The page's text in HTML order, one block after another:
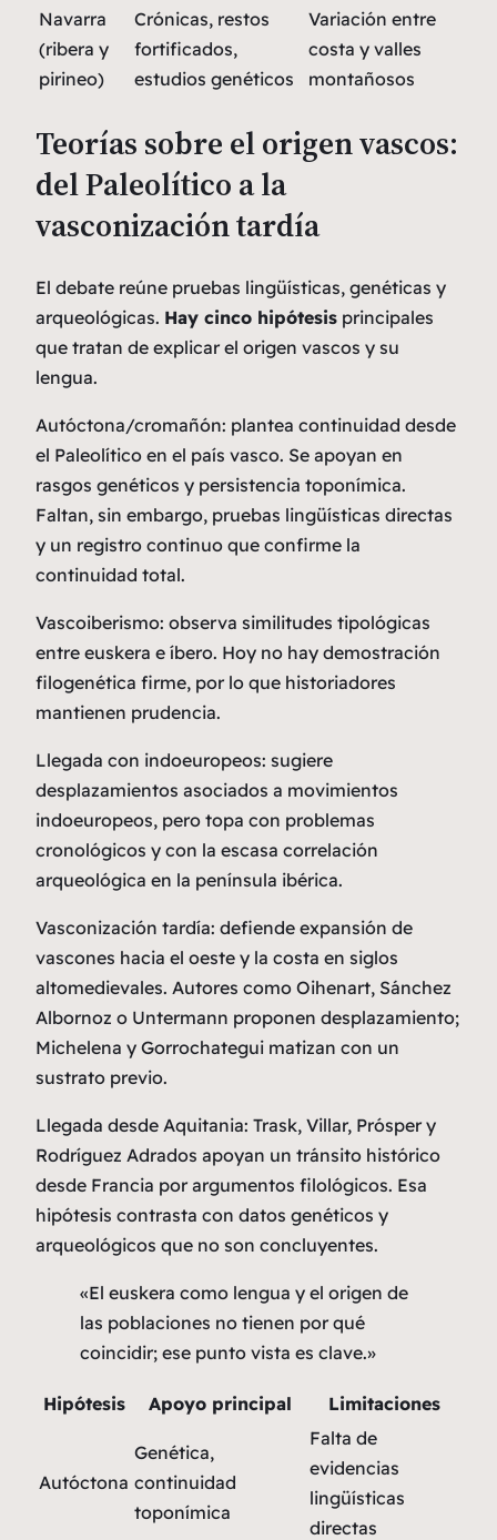
Navarra
(ribera y
pirineo)
Crónicas, restos
fortificados,
estudios genéticos
Variación entre
costa y valles
montañosos
Teorías sobre el origen vascos:
del Paleolítico a la
vasconización tardía
El debate reúne pruebas lingüísticas, genéticas y
arqueológicas. Hay cinco hipótesis principales
que tratan de explicar el origen vascos y su
lengua.
Autóctona/cromañón: plantea continuidad desde
el Paleolítico en el país vasco. Se apoyan en
rasgos genéticos y persistencia toponímica.
Faltan, sin embargo, pruebas lingüísticas directas
y un registro continuo que confirme la
continuidad total.
Vascoiberismo: observa similitudes tipológicas
entre euskera e íbero. Hoy no hay demostración
filogenética firme, por lo que historiadores
mantienen prudencia.
Llegada con indoeuropeos: sugiere
desplazamientos asociados a movimientos
indoeuropeos, pero topa con problemas
cronológicos y con la escasa correlación
arqueológica en la península ibérica.
Vasconización tardía: defiende expansión de
vascones hacia el oeste y la costa en siglos
altomedievales. Autores como Oihenart, Sánchez
Albornoz o Untermann proponen desplazamiento;
Michelena y Gorrochategui matizan con un
sustrato previo.
Llegada desde Aquitania: Trask, Villar, Prósper y
Rodríguez Adrados apoyan un tránsito histórico
desde Francia por argumentos filológicos. Esa
hipótesis contrasta con datos genéticos y
arqueológicos que no son concluyentes.
«El euskera como lengua y el origen de
las poblaciones no tienen por qué
coincidir; ese punto vista es clave.»
Hipótesis Apoyo principal Limitaciones
Autóctona
Genética,
continuidad
toponímica
Falta de
evidencias
lingüísticas
directas